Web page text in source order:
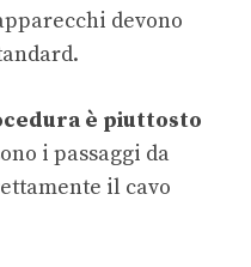
devono
è piuttosto
i passaggi da
il cavo